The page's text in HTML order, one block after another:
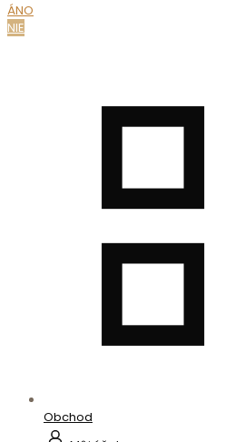
ÁNO
NIE
Obchod